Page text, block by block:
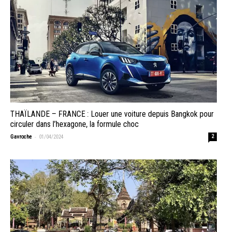
THAÏLANDE – FRANCE : Louer une voiture depuis Bangkok pour
circuler dans l’hexagone, la formule choc
Gavroche - 01/04/2024 2